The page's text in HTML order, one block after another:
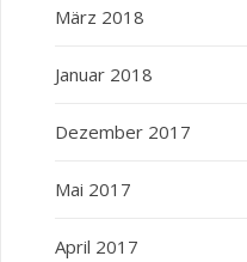
März 2018
Januar 2018
Dezember 2017
Mai 2017
April 2017